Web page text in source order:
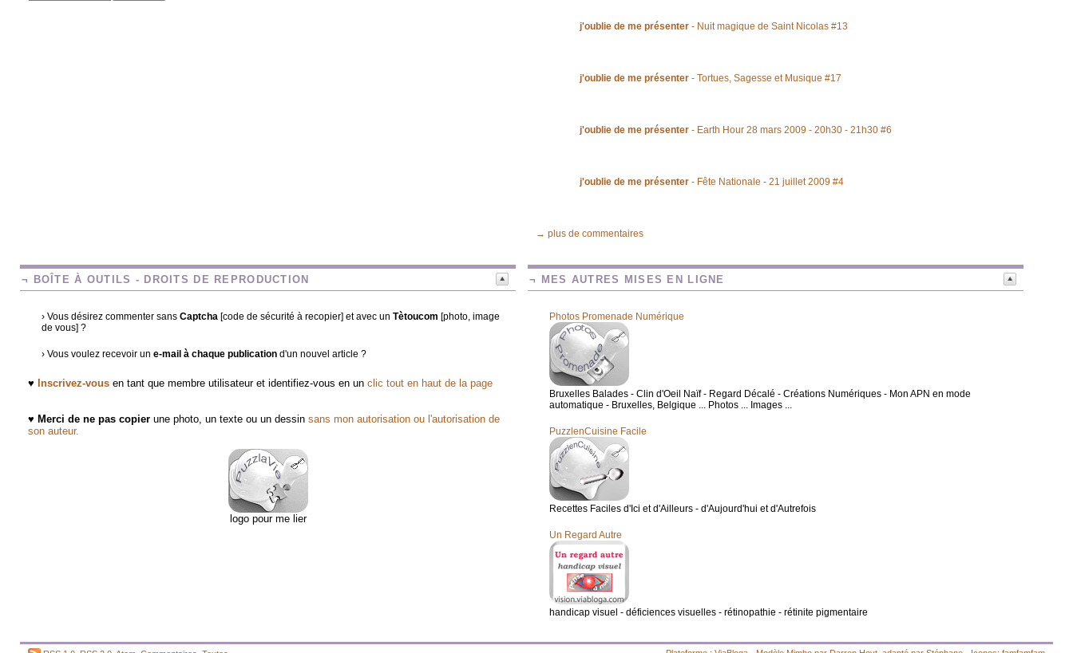
j'oublie de me présenter - Nuit magique de Saint Nicolas #13
j'oublie de me présenter - Tortues, Sagesse et Musique #17
j'oublie de me présenter - Earth Hour 28 mars 2009 - 20h30 - 21h30 #6
j'oublie de me présenter - Fête Nationale - 21 juillet 2009 #4
→ plus de commentaires
¬ BOÎTE À OUTILS - DROITS DE REPRODUCTION
› Vous désirez commenter sans Captcha [code de sécurité à recopier] et avec un Tètoucom [photo, image
de vous] ?
› Vous voulez recevoir un e-mail à chaque publication d'un nouvel article ?
♥ Inscrivez-vous en tant que membre utilisateur et identifiez-vous en un clic tout en haut de la page
♥ Merci de ne pas copier une photo, un texte ou un dessin sans mon autorisation ou l'autorisation de
son auteur.
logo pour me lier
¬ MES AUTRES MISES EN LIGNE
Photos Promenade Numérique
Bruxelles Balades - Clin d'Oeil Naïf - Regard Décalé - Créations Numériques - Mon APN en mode
automatique - Bruxelles, Belgique ... Photos ... Images ...
PuzzlenCuisine Facile
Recettes Faciles d'Ici et d'Ailleurs - d'Aujourd'hui et d'Autrefois
Un Regard Autre
handicap visuel - déficiences visuelles - rétinopathie - rétinite pigmentaire